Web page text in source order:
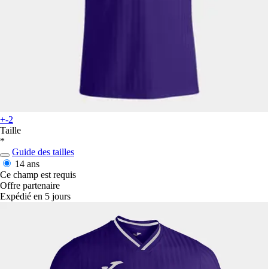
+-2
Taille
*
Guide des tailles
14 ans
Ce champ est requis
Offre partenaire
Expédié en 5 jours